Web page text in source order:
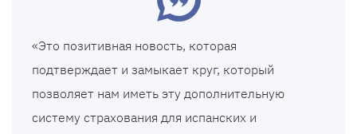
«Это позитивная новость, которая
подтверждает и замыкает круг, который
позволяет нам иметь эту дополнительную
систему страхования для испанских и